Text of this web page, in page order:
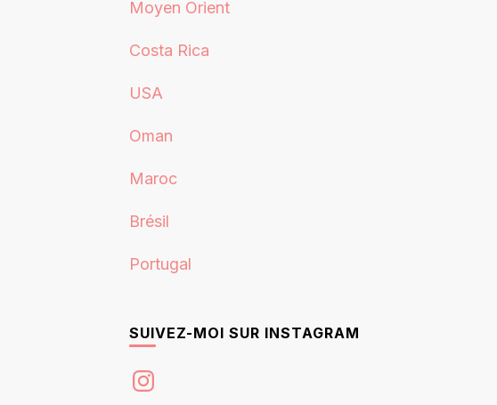
Moyen Orient
Costa Rica
USA
Oman
Maroc
Brésil
Portugal
SUIVEZ-MOI SUR INSTAGRAM
Instagram